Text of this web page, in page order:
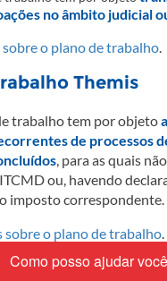
no âmbito judicial
sobre o plano de trabalho​.​​
Themis
tem por objeto
de processos
, para as quais
ou, havendo
imposto correspondente.
sobre o plano de trabalho​.​
Calabar